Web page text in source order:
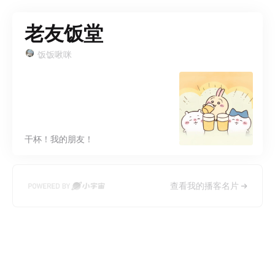
老友饭堂
饭饭啾咪
干杯！我的朋友！
查看我的播客名片